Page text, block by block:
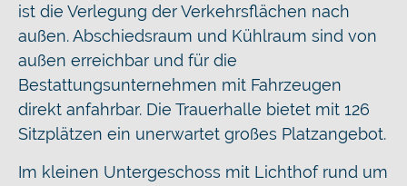
ist die Verlegung der Verkehrsflächen nach
außen. Abschiedsraum und Kühlraum sind von
außen erreichbar und für die
Bestattungsunternehmen mit Fahrzeugen
direkt anfahrbar. Die Trauerhalle bietet mit 126
Sitzplätzen ein unerwartet großes Platzangebot.
Im kleinen Untergeschoss mit Lichthof rund um